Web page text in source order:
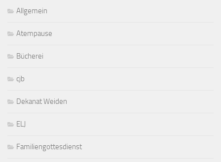
Allgemein
Atempause
Bücherei
cjb
Dekanat Weiden
ELJ
Familiengottesdienst